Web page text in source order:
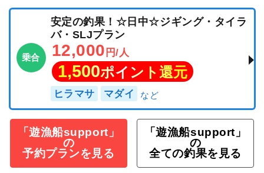
乗合
安定の釣果！☆日中☆ジギング・タイラ
バ・SLJプラン
12,000 円/人
1,500ポイント還元
ヒラマサ マダイ
「遊漁船support」
の
予約プランを見る
「遊漁船support」
の
全ての釣果を見る